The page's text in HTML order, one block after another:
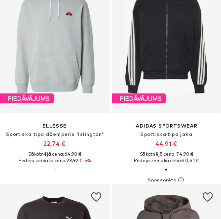
PIEDĀVĀJUMS
ELLESSE
Sportiska tipa džemperis 'Islington'
22,74 €
Sākotnējā cena: 64,90 €
Pēdējā zemākā cena:23,92 €-5%
PIEDĀVĀJUMS
ADIDAS SPORTSWEAR
Sportiska tipa jaka
44,91 €
Sākotnējā cena: 74,90 €
Pēdējā zemākā cena:40,41 €